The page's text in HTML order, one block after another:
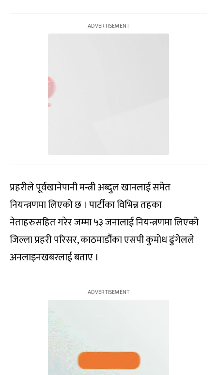
प्रहरीले पूर्वखानेपानी मन्त्री अब्दुल खानलाई समेत
नियन्त्रणमा लिएको छ । पार्टीका विभिन्न तहका
नेताहरुसहित गरेर जम्मा ५३ जनालाई नियन्त्रणमा लिएको
जिल्ला प्रहरी परिसर, काठमाडौंका एसपी कुमोध ढुंगेलले
अनलाइनखबरलाई बताए ।